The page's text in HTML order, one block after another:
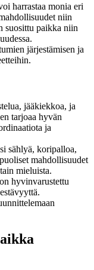
harrastaa monia eri
niin
suosittu paikka niin
järjestämisen ja
jääkiekkoa, ja
tarjoaa hyvän
ja
sählyä, koripalloa,
mahdollisuudet
mieluista.
hyvinvarustettu